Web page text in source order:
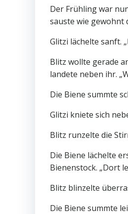
Der Frühling war
sauste wie gewohnt
Glitzi lächelte sanft.
Blitz wollte gerade
landete neben ihr.
Die Biene summte
Glitzi kniete sich
Blitz runzelte die
Die Biene lächelte
Bienenstock. „Dort
Blitz blinzelte
Die Biene summte